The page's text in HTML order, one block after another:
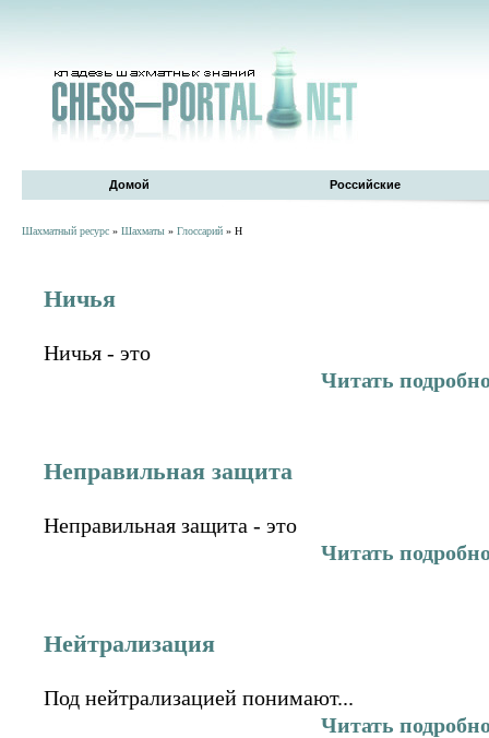
Домой Российские
Шахматный ресурс » Шахматы » Глоссарий » Н
Ничья
Ничья - это
Читать
Неправильная защита
Неправильная защита - это
Читать
Нейтрализация
Под нейтрализацией понимают...
Читать